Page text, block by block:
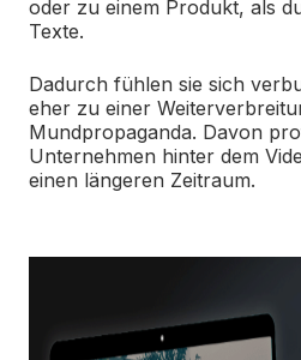
oder zu einem Produkt, als
Texte.
Dadurch fühlen sie sich
eher zu einer
Mundpropaganda. Davon
Unternehmen hinter dem
einen längeren Zeitraum.